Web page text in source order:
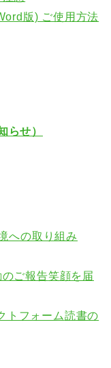
版) ご使用方法
らせ）
への取り組み
ご報告笑顔を届
トフォーム読書の